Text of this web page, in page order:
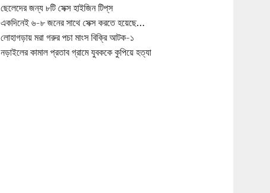
ছেলেদের জন্য ৮টি সেক্স হাইজিন টিপ্‌স
একদিনেই ৬-৮ জনের সাথে সেক্স করতে হয়েছে…
লোহাগড়ায় মরা গরুর পচা মাংস বিক্রি আটক-১
নড়াইলের কামাল প্রতাব গ্রামে যুবককে কুপিয়ে হত্যা